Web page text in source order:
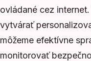
ovládané cez
vytvárať
môžeme efektívne
monitorovať